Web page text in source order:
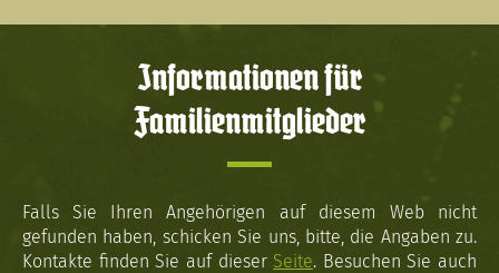
Informationen für
Familienmitglieder
Falls Sie Ihren Angehörigen auf diesem Web nicht
gefunden haben, schicken Sie uns, bitte, die Angaben zu.
Kontakte finden Sie auf dieser Seite. Besuchen Sie auch